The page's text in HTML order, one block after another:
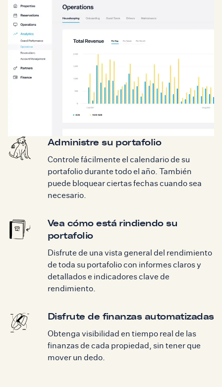
Administre su portafolio
Controle fácilmente el calendario de su
portafolio durante todo el año. También
puede bloquear ciertas fechas cuando sea
necesario.
Vea cómo está rindiendo su
portafolio
Disfrute de una vista general del rendimiento
de toda su portafolio con informes claros y
detallados e indicadores clave de
rendimiento.
Disfrute de finanzas automatizadas
Obtenga visibilidad en tiempo real de las
finanzas de cada propiedad, sin tener que
mover un dedo.